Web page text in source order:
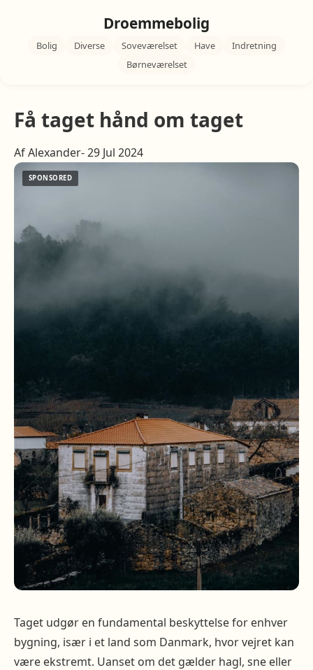
Droemmebolig
Bolig Diverse Soveværelset Have
Indretning
Børneværelset
Få taget hånd om taget
Af Alexander- 29 Jul 2024
Taget udgør en fundamental beskyttelse for enhver
bygning, især i et land som Danmark, hvor vejret kan
være ekstremt. Uanset om det gælder hagl, sne eller